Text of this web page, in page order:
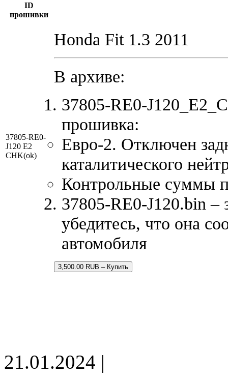
ID
прошивки
37805-RE0-
J120 E2
CHK(ok)
Honda Fit 1.3 2011
В архиве:
37805-RE0-
прошивка:
Евро-2. Отключен
каталитического
Контрольные суммы
37805-RE0-J120.bin –
убедитесь, что она
автомобиля
3,500.00 RUB – Купить
21.01.2024 |